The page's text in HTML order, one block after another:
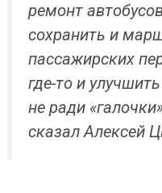
ремонт
сохранить и
пассажирских
где-то и
не ради
сказал Алексей